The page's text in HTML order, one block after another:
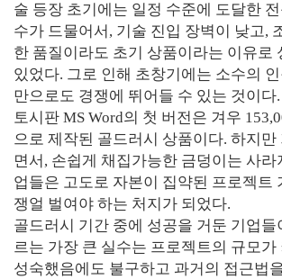
술 등장 초기에는 일정 수준에 도달한
수가 드물어서, 기술 진입 장벽이 낮고,
한 품질이라도 초기 상품이라는 이유로
있었다. 그로 인해 초창기에는 소수의
만으로도 경쟁에 뛰어들 수 있는 것이다
토시판 MS Word의 첫 버전은 겨우
으로 제작된 골드러시 상품이다. 하지만
면서, 손쉽게 채집가능한 금덩이는 사라
업들은 고도로 자본이 집약된 프로젝트
쟁얼 벌여야 하는 처지가 되었다.
골드러시 기간 중에 성공을 거둔 기업들
르는 가장 큰 실수는 프로젝트의 규모가
성숙했음에도 불구하고 과거의 접근법